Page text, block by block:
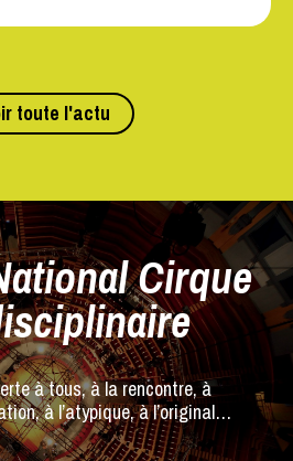
toute l'actu
Cirque
à tous, à la rencontre, à
à l’atypique, à l’original…